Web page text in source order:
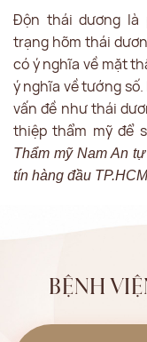
Độn thái dương là
trạng hõm thái
có ý nghĩa về mặt
ý nghĩa về tướng
vấn đề như thái
thiệp thẩm mỹ để
Thẩm mỹ Nam Antự
tín hàng đầu TP.HCM
BỆNH